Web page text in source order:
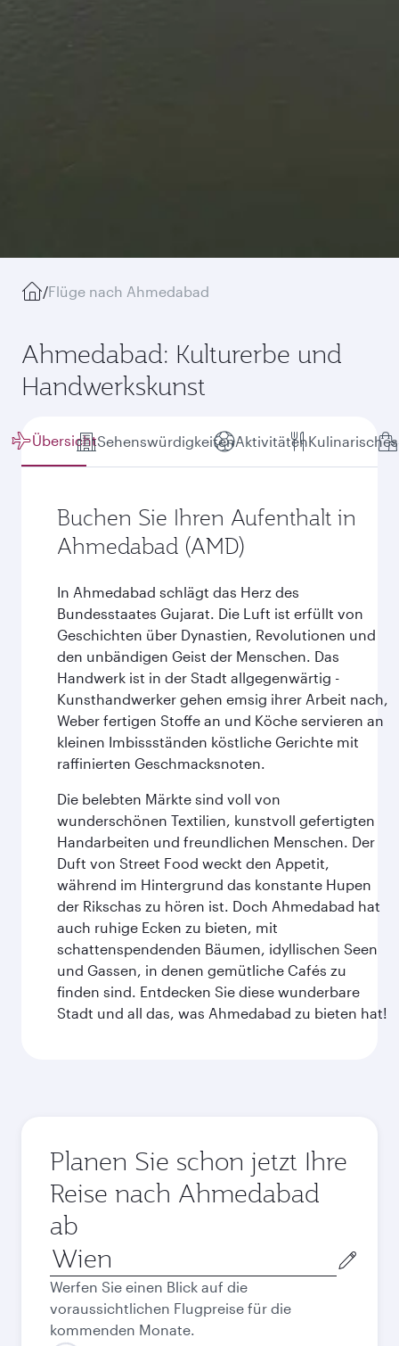
/Flüge nach Ahmedabad
Ahmedabad: Kulturerbe und
Handwerkskunst
ÜbersichtSehenswürdigkeitenAktivitätenKulinarisches
Buchen Sie Ihren Aufenthalt in
Ahmedabad (AMD)
In Ahmedabad schlägt das Herz des
Bundesstaates Gujarat. Die Luft ist erfüllt von
Geschichten über Dynastien, Revolutionen und
den unbändigen Geist der Menschen. Das
Handwerk ist in der Stadt allgegenwärtig -
Kunsthandwerker gehen emsig ihrer Arbeit nach,
Weber fertigen Stoffe an und Köche servieren an
kleinen Imbissständen köstliche Gerichte mit
raffinierten Geschmacksnoten.
Die belebten Märkte sind voll von
wunderschönen Textilien, kunstvoll gefertigten
Handarbeiten und freundlichen Menschen. Der
Duft von Street Food weckt den Appetit,
während im Hintergrund das konstante Hupen
der Rikschas zu hören ist. Doch Ahmedabad hat
auch ruhige Ecken zu bieten, mit
schattenspendenden Bäumen, idyllischen Seen
und Gassen, in denen gemütliche Cafés zu
finden sind. Entdecken Sie diese wunderbare
Stadt und all das, was Ahmedabad zu bieten hat!
Planen Sie schon jetzt Ihre
Reise nach Ahmedabad
ab
Abflugort
Werfen Sie einen Blick auf die
voraussichtlichen Flugpreise für die
kommenden Monate.